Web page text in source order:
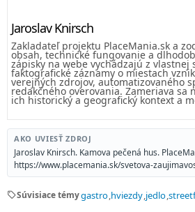
Jaroslav Knirsch
Zakladateľ projektu PlaceMania.sk a
obsah, technické fungovanie a
zápisky na webe vychádzajú z vlastnej
faktografické záznamy o miestach
verejných zdrojov, automatizovaného
redakčného overovania. Zameriava sa
ich historický a geografický kontext a
AKO UVIESŤ ZDROJ
Jaroslav Knirsch. Kamova pečená hus.
https://www.placemania.sk/svetova-
sellSúvisiace témygastro hviezdy jedlo